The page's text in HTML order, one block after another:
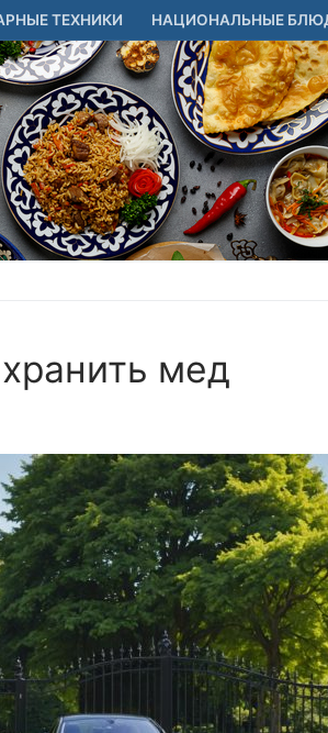
ТЕХНИКИ НАЦИОНАЛЬНЫЕ
мед